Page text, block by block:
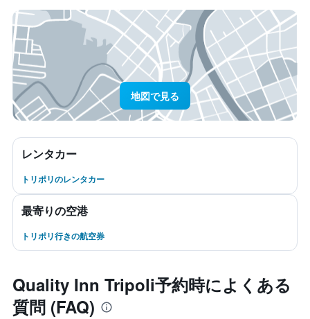
地図で見る
レンタカー
トリポリのレンタカー
最寄りの空港
トリポリ行きの航空券
Quality Inn Tripoli予約時によくある
質問 (FAQ)